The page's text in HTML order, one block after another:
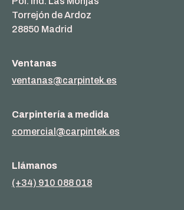
Torrejón de Ardoz
28850 Madrid
Ventanas
ventanas@carpintek.es
Carpintería a medida
comercial@carpintek.es
Llámanos
(+34) 910 088 018